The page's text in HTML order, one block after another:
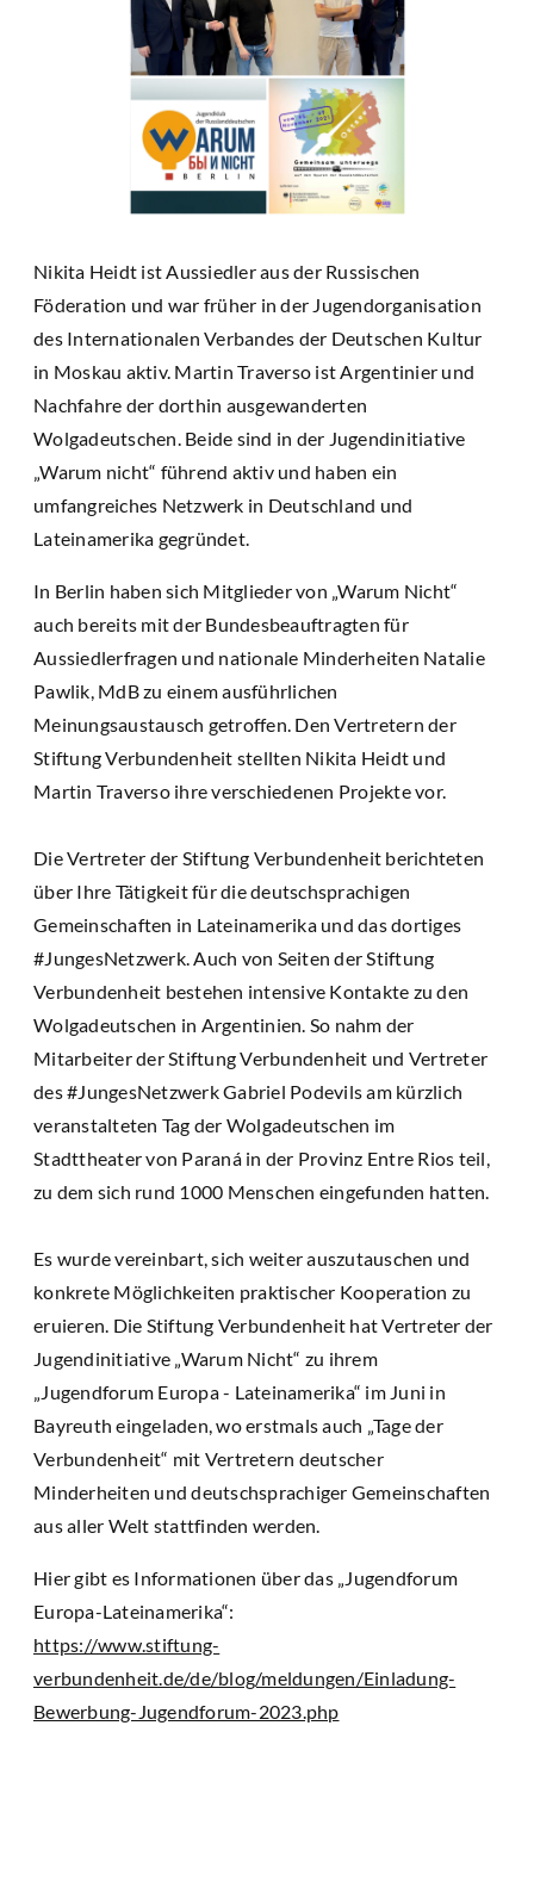
Nikita Heidt ist Aussiedler aus der Russischen
Föderation und war früher in der Jugendorganisation
des Internationalen Verbandes der Deutschen Kultur
in Moskau aktiv. Martin Traverso ist Argentinier und
Nachfahre der dorthin ausgewanderten
Wolgadeutschen. Beide sind in der Jugendinitiative
„Warum nicht“ führend aktiv und haben ein
umfangreiches Netzwerk in Deutschland und
Lateinamerika gegründet.
In Berlin haben sich Mitglieder von „Warum Nicht“
auch bereits mit der Bundesbeauftragten für
Aussiedlerfragen und nationale Minderheiten Natalie
Pawlik, MdB zu einem ausführlichen
Meinungsaustausch getroffen. Den Vertretern der
Stiftung Verbundenheit stellten Nikita Heidt und
Martin Traverso ihre verschiedenen Projekte vor.
Die Vertreter der Stiftung Verbundenheit berichteten
über Ihre Tätigkeit für die deutschsprachigen
Gemeinschaften in Lateinamerika und das dortiges
#JungesNetzwerk. Auch von Seiten der Stiftung
Verbundenheit bestehen intensive Kontakte zu den
Wolgadeutschen in Argentinien. So nahm der
Mitarbeiter der Stiftung Verbundenheit und Vertreter
des #JungesNetzwerk Gabriel Podevils am kürzlich
veranstalteten Tag der Wolgadeutschen im
Stadttheater von Paraná in der Provinz Entre Rios teil,
zu dem sich rund 1000 Menschen eingefunden hatten.
Es wurde vereinbart, sich weiter auszutauschen und
konkrete Möglichkeiten praktischer Kooperation zu
eruieren. Die Stiftung Verbundenheit hat Vertreter der
Jugendinitiative „Warum Nicht“ zu ihrem
„Jugendforum Europa - Lateinamerika“ im Juni in
Bayreuth eingeladen, wo erstmals auch „Tage der
Verbundenheit“ mit Vertretern deutscher
Minderheiten und deutschsprachiger Gemeinschaften
aus aller Welt stattfinden werden.
Hier gibt es Informationen über das „Jugendforum
Europa-Lateinamerika“:
https://www.stiftung-
verbundenheit.de/de/blog/meldungen/Einladung-
Bewerbung-Jugendforum-2023.php